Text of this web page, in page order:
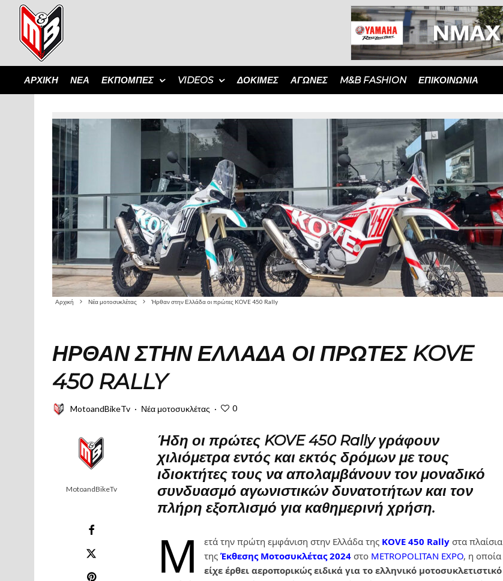
ΑΡΧΙΚΗ ΝΕΑ ΕΚΠΟΜΠΈΣ VIDEOS ΔΟΚΙΜΈΣ ΑΓΏΝΕΣ M&B FASHION ΕΠΙΚΟΙΝΩΝΙΑ
Αρχική Νέα μοτοσυκλέτας Ήρθαν στην Ελλάδα οι πρώτες KOVE 450 Rally
ΉΡΘΑΝ ΣΤΗΝ ΕΛΛΆΔΑ ΟΙ ΠΡΏΤΕΣ KOVE
450 RALLY
MotoandBikeTv · Νέα μοτοσυκλέτας · 0
MotoandBikeTv
Ήδη οι πρώτες KOVE 450 Rally γράφουν
χιλιόμετρα εντός και εκτός δρόμων με τους
ιδιοκτήτες τους να απολαμβάνουν τον μοναδικό
συνδυασμό αγωνιστικών δυνατοτήτων και τον
πλήρη εξοπλισμό για καθημερινή χρήση.
Μ ετά την πρώτη εμφάνιση στην Ελλάδα της KOVE 450 Rally στα πλαίσια
της Έκθεσης Μοτοσυκλέτας 2024 στο METROPOLITAN EXPO, η οποία
είχε έρθει αεροπορικώς ειδικά για το ελληνικό μοτοσυκλετιστικό